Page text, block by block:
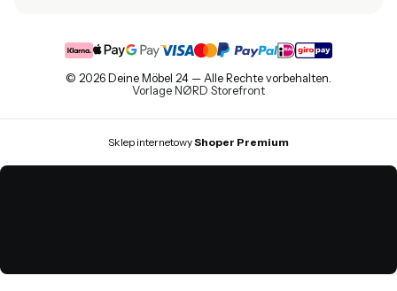
© 2026 Deine Möbel 24 — Alle Rechte vorbehalten.
Vorlage NØRD Storefront
Sklep internetowyShoper Premium